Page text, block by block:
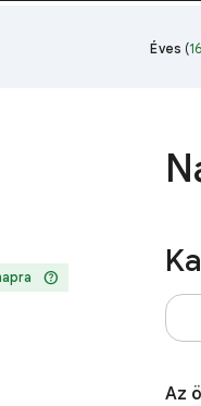
Éves (
help
Az